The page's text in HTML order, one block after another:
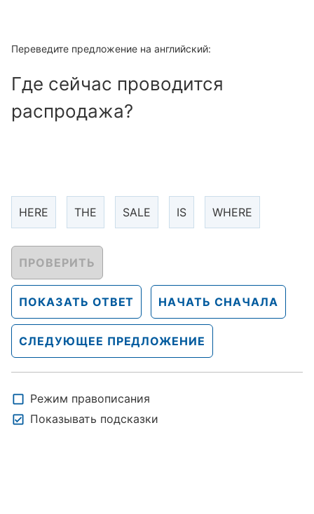
Переведите предложение на английский:
Где сейчас проводится
распродажа?
HERE THE SALE IS WHERE
ПРОВЕРИТЬ
ПОКАЗАТЬ ОТВЕТ НАЧАТЬ СНАЧАЛА
СЛЕДУЮЩЕЕ ПРЕДЛОЖЕНИЕ
Режим правописания
Показывать подсказки